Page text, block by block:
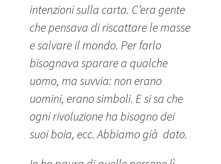
intenzioni sulla carta. C’era gente
che pensava di riscattare le masse
e salvare il mondo. Per farlo
bisognava sparare a qualche
uomo, ma suvvia: non erano
uomini, erano simboli. E si sa che
ogni rivoluzione ha bisogno dei
suoi boia, ecc. Abbiamo già dato.